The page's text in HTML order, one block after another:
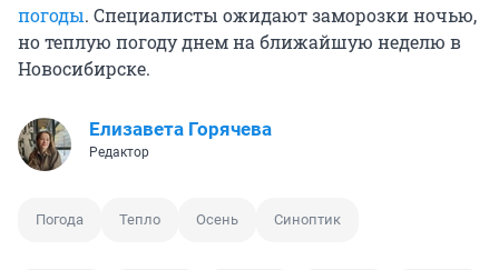
погоды. Специалисты ожидают заморозки ночью,
но теплую погоду днем на ближайшую неделю в
Новосибирске.
Елизавета Горячева
Редактор
Погода Тепло Осень Синоптик